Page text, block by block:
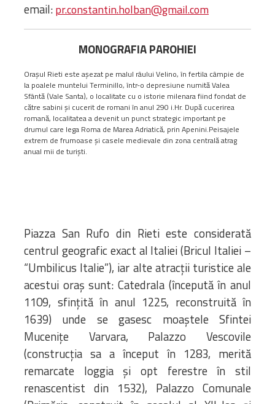
Bibliotecă
Resurse multimedia
Opinii ortodoxe
diecezei
CSDE
Cuvântul Episcopului
Lectura Lunii
Prezentarea
email:pr.constantin.holban@gmail.com
MONOGRAFIA PAROHIEI
Orașul Rieti este așezat pe malul râului Velino, în fertila câmpie de
la poalele muntelui Terminillo, într-o depresiune numită Valea
Sfântă (Vale Santa), o localitate cu o istorie milenara fiind fondat de
către sabini și cucerit de romani în anul 290 i.Hr. După cucerirea
romană, localitatea a devenit un punct strategic important pe
drumul care lega Roma de Marea Adriatică, prin Apenini.Peisajele
extrem de frumoase și casele medievale din zona centrală atrag
anual mii de turiști.
Piazza San Rufo din Rieti este considerată
centrul geografic exact al Italiei (Bricul Italiei –
“Umbilicus Italie”), iar alte atracţii turistice ale
acestui oraş sunt: Catedrala (începută în anul
1109, sfinţită în anul 1225, reconstruită în
1639) unde se gasesc moaștele Sfintei
Mucenițe Varvara, Palazzo Vescovile
(construcţia sa a început în 1283, merită
remarcate loggia şi opt ferestre în stil
renascentist din 1532), Palazzo Comunale